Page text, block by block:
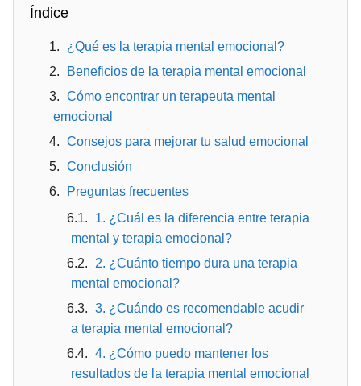
Índice
¿Qué es la terapia mental emocional?
Beneficios de la terapia mental emocional
Cómo encontrar un terapeuta mental
emocional
Consejos para mejorar tu salud emocional
Conclusión
Preguntas frecuentes
1. ¿Cuál es la diferencia entre terapia
mental y terapia emocional?
2. ¿Cuánto tiempo dura una terapia
mental emocional?
3. ¿Cuándo es recomendable acudir
a terapia mental emocional?
4. ¿Cómo puedo mantener los
resultados de la terapia mental emocional